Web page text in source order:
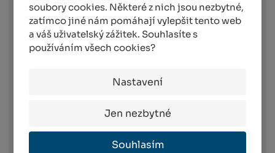
soubory cookies. Některé z nich jsou nezbytné,
zatímco jiné nám pomáhají vylepšit tento web
a váš uživatelský zážitek. Souhlasíte s
používáním všech cookies?
Nastavení
Jen nezbytné
Souhlasím
Zboží skladem expedujeme následující
pracovní den po dni
, ve kterém objednávku
obdržíme. Doručování pak probíhá
následující pracovní den po dni expedici.
vyberete si box nebo
Balíkovna na adresu –doručuje v celé
ČR na vámi vybranou adresu